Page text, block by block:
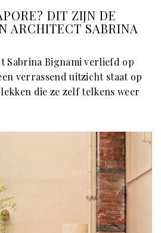
DIT ZIJN DE
ARCHITECT SABRINA
Sabrina Bignami verliefd op
verrassend uitzicht staat op
die ze zelf telkens weer